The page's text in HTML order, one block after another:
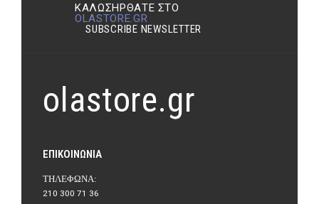
ΚΑΛΩΣΉΡΘΑΤΕ ΣΤΟ
OLASTORE.GR
SUBSCRIBE NEWSLETTER
olastore.gr
ΕΠΙΚΟΙΝΩΝΊΑ
ΤΗΛΈΦΩΝΑ:
210 300 71 36